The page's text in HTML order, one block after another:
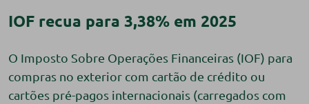
IOF recua para 3,38% em 2025
O Imposto Sobre Operações Financeiras (IOF) para
compras no exterior com cartão de crédito ou
cartões pré-pagos internacionais (carregados com